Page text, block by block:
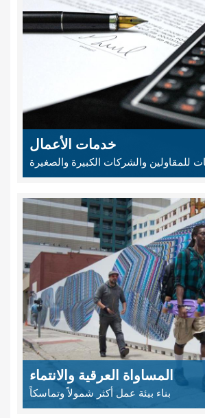
خدمات الأعمال
للمقاولين والشركات الكبيرة والصغيرة
المساواة العرقية والانتماء
بناء بيئة عمل أكثر شمولاً وتماسكاً